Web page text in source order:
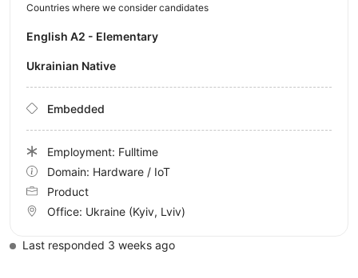
Countries where we consider candidates
English A2 - Elementary
Ukrainian Native
Embedded
Employment: Fulltime
Domain: Hardware / IoT
Product
Office: Ukraine (Kyiv, Lviv)
Last responded 3 weeks ago